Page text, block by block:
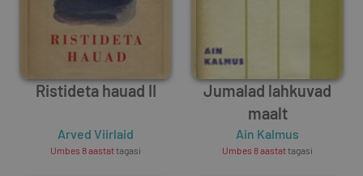
Ristideta hauad II
Arved Viirlaid
Umbes 8 aastattagasi
Jumalad lahkuvad
maalt
Ain Kalmus
Umbes 8 aastattagasi